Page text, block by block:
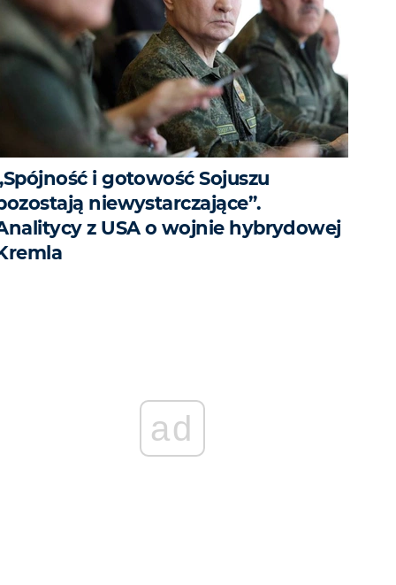
i gotowość Sojuszu
niewystarczające”.
z USA o wojnie hybrydowej
ad